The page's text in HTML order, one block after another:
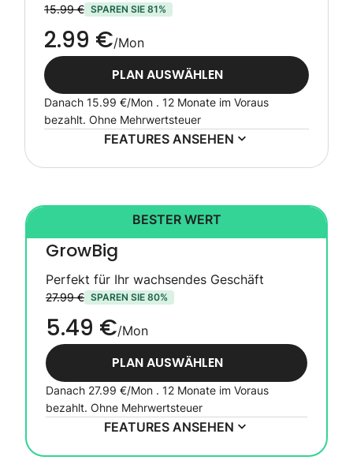
15.99 € SPAREN SIE 81%
2.99 €/Mon
PLAN AUSWÄHLEN
Danach 15.99 €/Mon . 12 Monate im Voraus
bezahlt. Ohne Mehrwertsteuer
FEATURES ANSEHEN
BESTER WERT
GrowBig
Perfekt für Ihr wachsendes Geschäft
27.99 € SPAREN SIE 80%
5.49 €/Mon
PLAN AUSWÄHLEN
Danach 27.99 €/Mon . 12 Monate im Voraus
bezahlt. Ohne Mehrwertsteuer
FEATURES ANSEHEN